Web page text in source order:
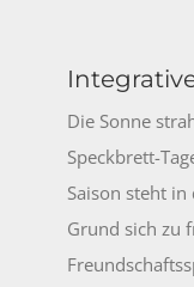
Die Sonne
Speckbrett-
Saison steht
Grund sich zu